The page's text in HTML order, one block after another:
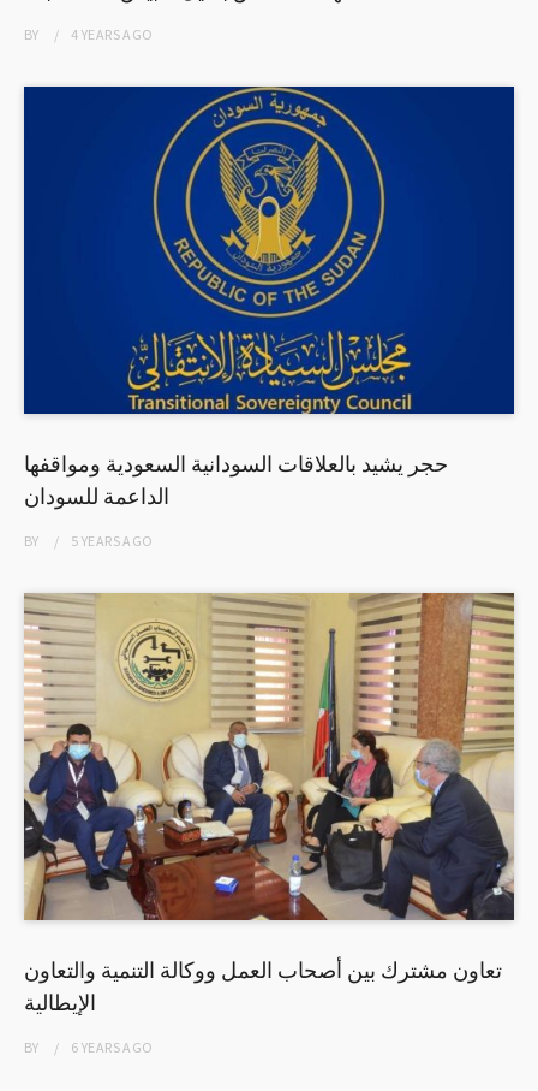
BY 4 YEARSAGO
حجر يشيد بالعلاقات السودانية السعودية ومواقفها
الداعمة للسودان
BY 5 YEARSAGO
تعاون مشترك بين أصحاب العمل ووكالة التنمية والتعاون
الإيطالية
BY 6 YEARSAGO